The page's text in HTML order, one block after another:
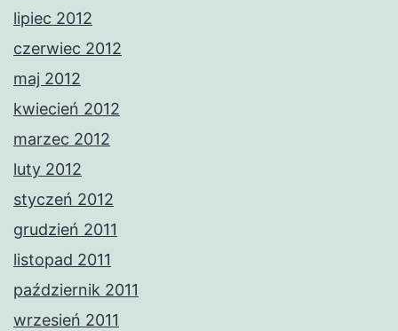
lipiec 2012
czerwiec 2012
maj 2012
kwiecień 2012
marzec 2012
luty 2012
styczeń 2012
grudzień 2011
listopad 2011
październik 2011
wrzesień 2011